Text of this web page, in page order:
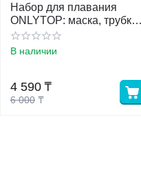
Набор для плавания
ONLYTOP: маска, трубка,
синий
В наличии
6 000 ₸
4 590 ₸